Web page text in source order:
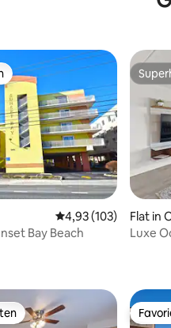
Gemiddelde
4,93 (103)
Bay Beach
Flat in
Luxe